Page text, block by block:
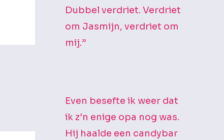
Dubbel verdriet. Verdriet
om Jasmijn, verdriet om
mij.”
Even besefte ik weer dat
ik z’n enige opa nog was.
Hij haalde een candybar